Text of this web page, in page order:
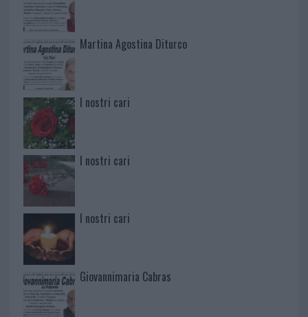
Martina Agostina Diturco
I nostri cari
I nostri cari
I nostri cari
Giovannimaria Cabras